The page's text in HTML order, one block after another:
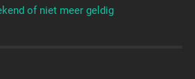
of niet meer geldig